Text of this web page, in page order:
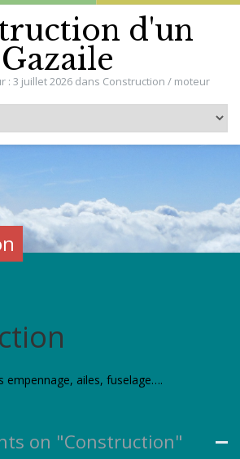
d'un
Gazaile
: 3 juillet 2026 dans Construction / moteur
empennage, ailes, fuselage….
on "Construction"